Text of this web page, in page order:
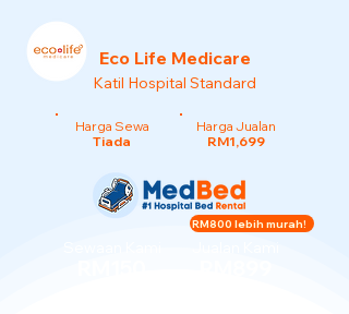
Eco Life Medicare
Katil Hospital Standard
Harga Sewa
Tiada
Harga Jualan
RM1,699
RM800 lebih murah!